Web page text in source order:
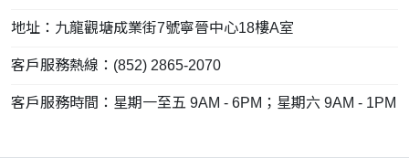
地址：九龍觀塘成業街7號寧晉中心18樓A室
客戶服務熱線：(852) 2865-2070
客戶服務時間：星期一至五 9AM - 6PM；星期六 9AM - 1PM